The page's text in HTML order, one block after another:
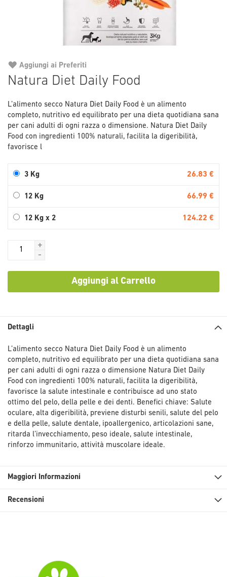
Natura Diet Daily Food
L’alimento secco Natura Diet Daily Food è un alimento
completo, nutritivo ed equilibrato per una dieta quotidiana sana
per cani adulti di ogni razza o dimensione. Natura Diet Daily
Food con ingredienti 100% naturali, facilita la digeribilità,
favorisce l
3 Kg 26.83 €
12 Kg 66.99 €
12 Kg x 2 124.22 €
+
-
Aggiungi al Carrello
Aggiungi ai Preferiti
all'inizio
galleria
di
immagini
Dettagli
L’alimento secco Natura Diet Daily Food è un alimento
completo, nutritivo ed equilibrato per una dieta quotidiana sana
per cani adulti di ogni razza o dimensione Natura Diet Daily
Food con ingredienti 100% naturali, facilita la digeribilità,
favorisce la salute intestinale e contribuisce ad uno stato
ottimo del pelo, della pelle e dei denti. Benefici chiave: Salute
oculare, alta digeribilità, previene disturbi senili, salute del pelo
e della pelle, salute dentale, ipoallergenico, articolazioni sane,
ritarda l’invecchiamento, peso ideale, salute intestinale,
rinforzo immunitario, attività muscolare ideale.
Maggiori Informazioni
Recensioni